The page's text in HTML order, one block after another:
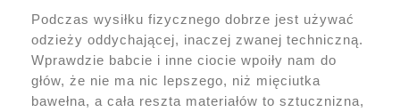
Podczas wysiłku fizycznego dobrze jest używać
odzieży oddychającej, inaczej zwanej techniczną.
Wprawdzie babcie i inne ciocie wpoiły nam do
głów, że nie ma nic lepszego, niż mięciutka
bawełna, a cała reszta materiałów to sztucznizna,